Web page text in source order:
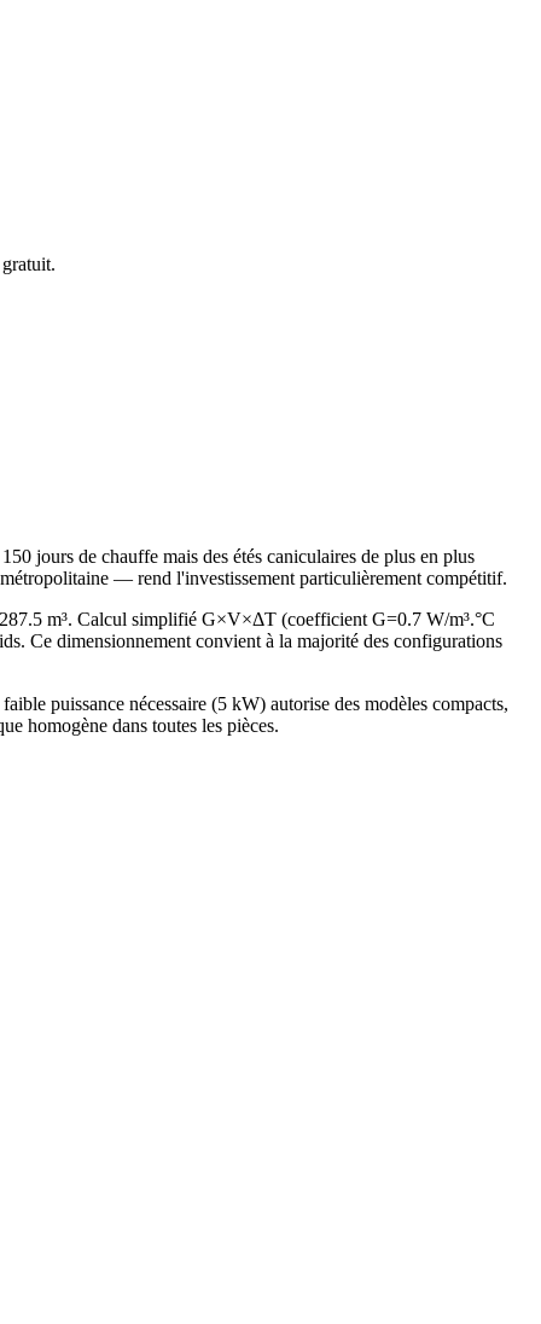
jours de chauffe mais des étés caniculaires de plus en plus
— rend l'investissement particulièrement compétitif.
m³. Calcul simplifié G×V×ΔT (coefficient G=0.7 W/m³.°C
Ce dimensionnement convient à la majorité des configurations
puissance nécessaire (5 kW) autorise des modèles compacts,
homogène dans toutes les pièces.